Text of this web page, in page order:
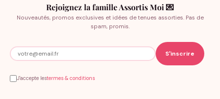
Rejoignez la famille Assortis Moi 💌
Nouveautés, promos exclusives et idées de tenues assorties. Pas de
spam, promis.
J'accepte lestermes & conditions